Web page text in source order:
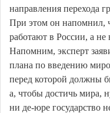
направления перехода
При этом он напомнил,
работают в России, а не
Напомним, эксперт
плана по введению
перед которой должны
а, чтобы достичь мира,
ни де-юре государство